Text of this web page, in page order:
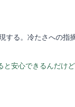
する。冷たさへの指
と安心できるんだけど